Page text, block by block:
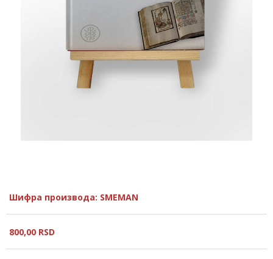
Шифра производа: SMEMAN
800,00 RSD